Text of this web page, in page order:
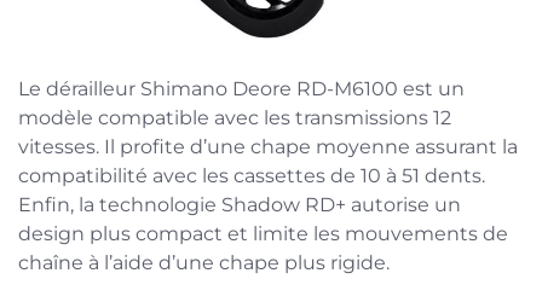
Le dérailleur Shimano Deore RD-M6100 est un
modèle compatible avec les transmissions 12
vitesses. Il profite d’une chape moyenne assurant la
compatibilité avec les cassettes de 10 à 51 dents.
Enfin, la technologie Shadow RD+ autorise un
design plus compact et limite les mouvements de
chaîne à l’aide d’une chape plus rigide.